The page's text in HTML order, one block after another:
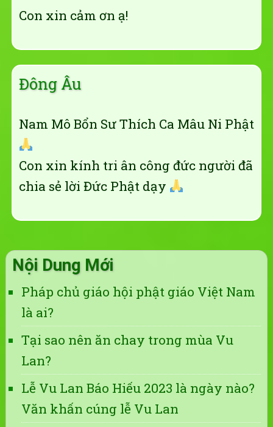
Con xin cảm ơn ạ!
Đông Âu
Nam Mô Bổn Sư Thích Ca Mâu Ni Phật
Con xin kính tri ân công đức người đã
chia sẻ lời Đức Phật dạy
Nội Dung Mới
Pháp chủ giáo hội phật giáo Việt Nam
là ai?
Tại sao nên ăn chay trong mùa Vu
Lan?
Lễ Vu Lan Báo Hiếu 2023 là ngày nào?
Văn khấn cúng lễ Vu Lan